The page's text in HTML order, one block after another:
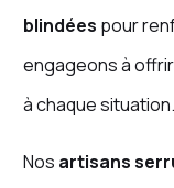
blindées pour
engageons à
à chaque situation.
Nos artisans